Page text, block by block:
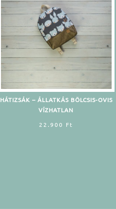
HÁTIZSÁK – ÁLLATKÁS BÖLCSIS-OVIS
VÍZHATLAN
22.900 Ft